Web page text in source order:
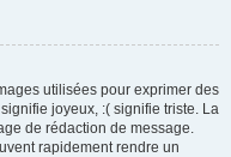
utilisées pour exprimer des
joyeux, :( signifie triste. La
de rédaction de message.
rapidement rendre un